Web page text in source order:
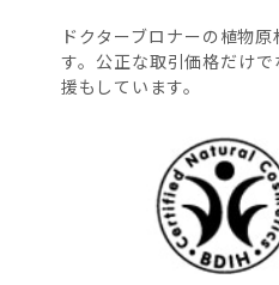
ドクターブロナーの植物
す。公正な取引価格だけ
援もしています。